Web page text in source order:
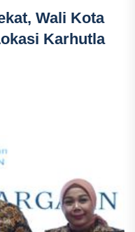
Wali Kota
Karhutla